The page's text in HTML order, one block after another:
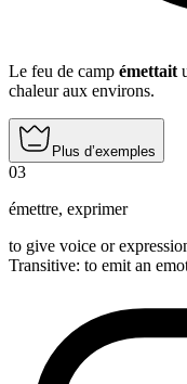
Le feu de camp émettait
chaleur aux environs.
Plus d’exemples
03
émettre, exprimer
to give voice or
Transitive: to emit an